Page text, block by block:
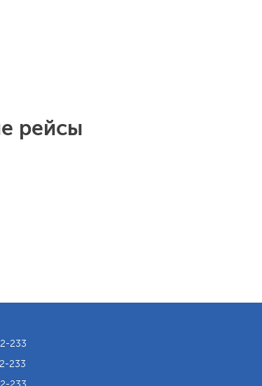
рейсы
233
233